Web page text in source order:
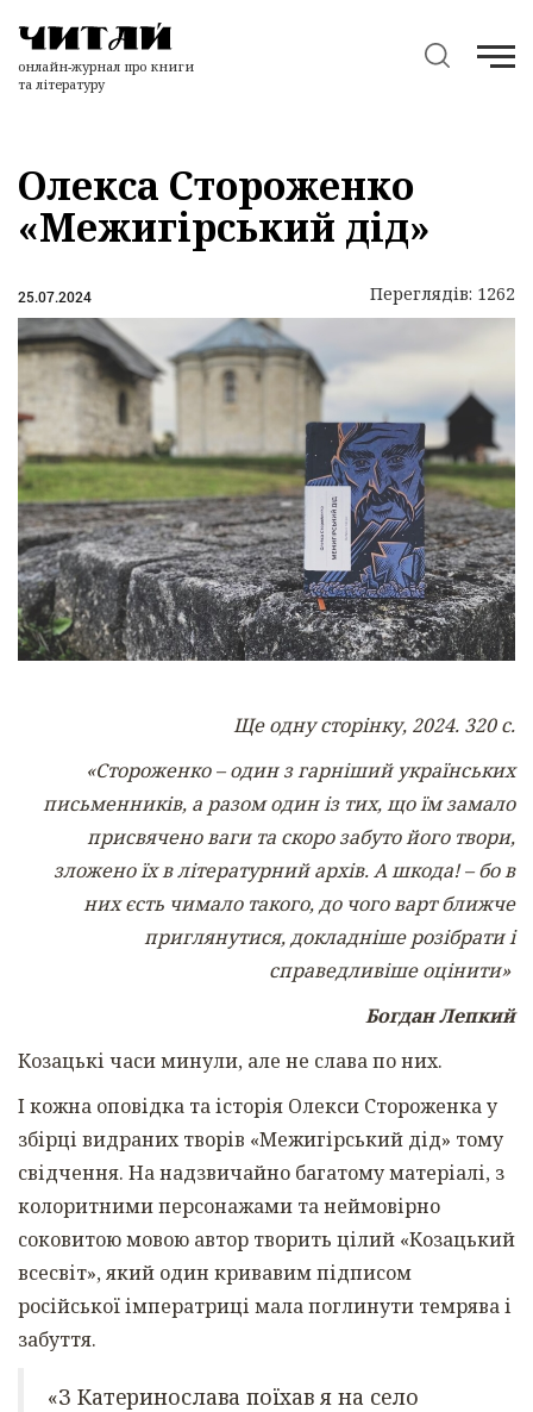
онлайн-журнал про книги
та літературу
Олекса Стороженко
«Межигірський дід»
25.07.2024 Переглядів: 1262
Ще одну сторінку, 2024. 320 с.
«Стороженко – один з гарніший українських
письменників, а разом один із тих, що їм замало
присвячено ваги та скоро забуто його твори,
зложено їх в літературний архів. А шкода! – бо в
них єсть чимало такого, до чого варт ближче
приглянутися, докладніше розібрати і
справедливіше оцінити»
Богдан Лепкий
Козацькі часи минули, але не слава по них.
І кожна оповідка та історія Олекси Стороженка у
збірці видраних творів «Межигірський дід» тому
свідчення. На надзвичайно багатому матеріалі, з
колоритними персонажами та неймовірно
соковитою мовою автор творить цілий «Козацький
всесвіт», який один кривавим підписом
російської імператриці мала поглинути темрява і
забуття.
«З Катеринослава поїхав я на село